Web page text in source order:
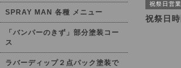
祝祭日営業
祝祭日時
SPRAY MAN 各種 メニュー
「バンパーのきず」部分塗装コー
ス
ラバーディップ２点パック塗装で